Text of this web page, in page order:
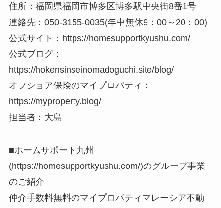
住所：福岡県福岡市博多区博多駅中央街8番1号
連絡先：050-3155-0035(年中無休9：00～20：00)
公式サイト：https://homesupportkyushu.com/
公式ブログ：
https://hokensinseinomadoguchi.site/blog/
オフショア保険のマイプロパティ：
https://myproperty.blog/
担当者：大島
■ホームサポート九州
(https://homesupportkyushu.com/)のグループ事業
のご紹介
仲介手数料無料のマイプロパティマレーシア不動